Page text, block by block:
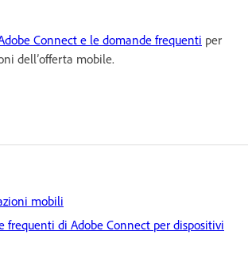
Connect e le domande frequenti per
dell’offerta mobile.
mobili
frequenti di Adobe Connect per dispositivi